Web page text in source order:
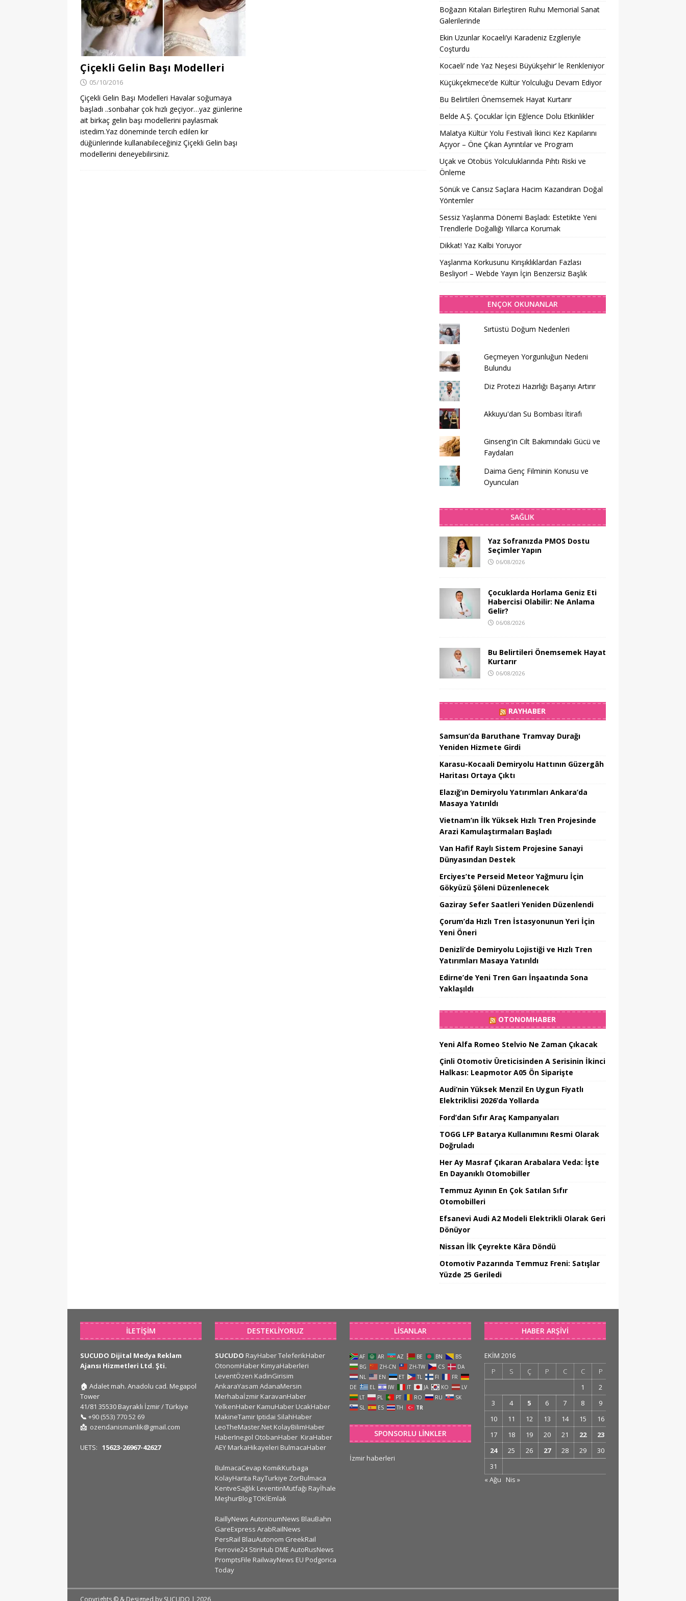
Çiçekli Gelin Başı Modelleri
05/10/2016
Çiçekli Gelin Başı Modelleri Havalar soğumaya
başladı ..sonbahar çok hızlı geçiyor…yaz günlerine
ait birkaç gelin başı modellerini paylasmak
istedim.Yaz döneminde tercih edilen kır
düğünlerinde kullanabileceğiniz Çiçekli Gelin başı
modellerini deneyebilirsiniz.
Boğazın Kıtaları Birleştiren Ruhu Memorial Sanat
Galerilerinde
Ekin Uzunlar Kocaeli’yi Karadeniz Ezgileriyle
Coşturdu
Kocaeli’ nde Yaz Neşesi Büyükşehir’ le Renkleniyor
Küçükçekmece’de Kültür Yolculuğu Devam Ediyor
Bu Belirtileri Önemsemek Hayat Kurtarır
Belde A.Ş. Çocuklar İçin Eğlence Dolu Etkinlikler
Malatya Kültür Yolu Festivali İkinci Kez Kapılarını
Açıyor – Öne Çıkan Ayrıntılar ve Program
Uçak ve Otobüs Yolculuklarında Pıhtı Riski ve
Önleme
Sönük ve Cansız Saçlara Hacim Kazandıran Doğal
Yöntemler
Sessiz Yaşlanma Dönemi Başladı: Estetikte Yeni
Trendlerle Doğallığı Yıllarca Korumak
Dikkat! Yaz Kalbi Yoruyor
Yaşlanma Korkusunu Kırışıklıklardan Fazlası
Besliyor! – Webde Yayın İçin Benzersiz Başlık
ENÇOK OKUNANLAR
Sırtüstü Doğum Nedenleri
Geçmeyen Yorgunluğun Nedeni
Bulundu
Diz Protezi Hazırlığı Başarıyı Artırır
Akkuyu'dan Su Bombası İtirafı
Ginseng'in Cilt Bakımındaki Gücü ve
Faydaları
Daima Genç Filminin Konusu ve
Oyuncuları
SAĞLIK
Yaz Sofranızda PMOS Dostu
Seçimler Yapın
06/08/2026
Çocuklarda Horlama Geniz Eti
Habercisi Olabilir: Ne Anlama
Gelir?
06/08/2026
Bu Belirtileri Önemsemek Hayat
Kurtarır
06/08/2026
RAYHABER
Samsun’da Baruthane Tramvay Durağı
Yeniden Hizmete Girdi
Karasu-Kocaali Demiryolu Hattının Güzergâh
Haritası Ortaya Çıktı
Elazığ’ın Demiryolu Yatırımları Ankara’da
Masaya Yatırıldı
Vietnam’ın İlk Yüksek Hızlı Tren Projesinde
Arazi Kamulaştırmaları Başladı
Van Hafif Raylı Sistem Projesine Sanayi
Dünyasından Destek
Erciyes’te Perseid Meteor Yağmuru İçin
Gökyüzü Şöleni Düzenlenecek
Gaziray Sefer Saatleri Yeniden Düzenlendi
Çorum’da Hızlı Tren İstasyonunun Yeri İçin
Yeni Öneri
Denizli’de Demiryolu Lojistiği ve Hızlı Tren
Yatırımları Masaya Yatırıldı
Edirne’de Yeni Tren Garı İnşaatında Sona
Yaklaşıldı
OTONOMHABER
Yeni Alfa Romeo Stelvio Ne Zaman Çıkacak
Çinli Otomotiv Üreticisinden A Serisinin İkinci
Halkası: Leapmotor A05 Ön Siparişte
Audi’nin Yüksek Menzil En Uygun Fiyatlı
Elektriklisi 2026’da Yollarda
Ford’dan Sıfır Araç Kampanyaları
TOGG LFP Batarya Kullanımını Resmi Olarak
Doğruladı
Her Ay Masraf Çıkaran Arabalara Veda: İşte
En Dayanıklı Otomobiller
Temmuz Ayının En Çok Satılan Sıfır
Otomobilleri
Efsanevi Audi A2 Modeli Elektrikli Olarak Geri
Dönüyor
Nissan İlk Çeyrekte Kâra Döndü
Otomotiv Pazarında Temmuz Freni: Satışlar
Yüzde 25 Geriledi
İLETIŞIM
SUCUDO Dijital Medya Reklam
Ajansı Hizmetleri Ltd. Şti.
🏠 Adalet mah. Anadolu cad. Megapol
Tower
41/81 35530 Bayraklı İzmir / Türkiye
📞 +90 (553) 770 52 69
📩 ozendanismanlik@gmail.com
UETS: 15623-26967-42627
DESTEKLIYORUZ
SUCUDO RayHaberTeleferikHaber
OtonomHaber KimyaHaberleri
LeventÖzen KadinGirisim
AnkaraYasam AdanaMersin
Merhabaİzmir KaravanHaber
YelkenHaber KamuHaber UcakHaber
MakineTamir Iptidai SilahHaber
LeoTheMaster.Net KolayBilimHaber
HaberInegol OtobanHaber KiraHaber
AEY MarkaHikayeleri BulmacaHaber
BulmacaCevap KomikKurbaga
KolayHarita RayTurkiye ZorBulmaca
KentveSağlık LeventinMutfağı Rayİhale
MeşhurBlogTOKİEmlak
RaillyNews AutonoumNews BlauBahn
GareExpress ArabRailNews
PersRail BlauAutonom GreekRail
Ferrovie24 StiriHub DME AutoRusNews
PromptsFile RailwayNews EU Podgorica
Today
LISANLAR
AF AR AZ BE BN
BS
BG
ZH-CN ZH-TW CS
DA
NL
EN ET TL FI
FR
DE
EL IW IT JA KO
LV
LT
PL PT RO RU
SK
SL
ES TH TR
SPONSORLU LINKLER
İzmir haberleri
HABER ARŞIVI
EKIM 2016
P
S Ç P C C
P
1
2
3
4 5 6 7 8
9
10
11 12 13 14 15
16
17
18 19 20 21 22
23
24
25 26 27 28 29
30
31
« Ağu
Nis »
Copyrights © & Designed by SUCUDO | 2026